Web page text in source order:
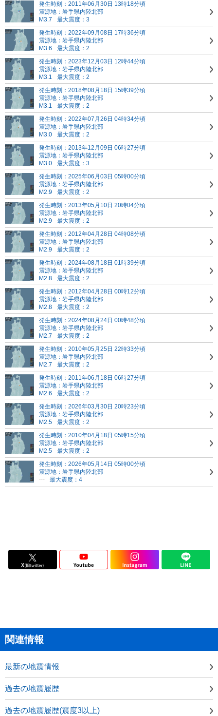
発生時刻：2011年06月30日 13時18分頃
震源地：岩手県内陸北部
M3.7
最大震度：3
発生時刻：2022年09月08日 17時36分頃
震源地：岩手県内陸北部
M3.6
最大震度：2
発生時刻：2023年12月03日 12時44分頃
震源地：岩手県内陸北部
M3.1
最大震度：2
発生時刻：2018年08月18日 15時39分頃
震源地：岩手県内陸北部
M3.1
最大震度：2
発生時刻：2022年07月26日 04時34分頃
震源地：岩手県内陸北部
M3.0
最大震度：2
発生時刻：2013年12月09日 06時27分頃
震源地：岩手県内陸北部
M3.0
最大震度：3
発生時刻：2025年06月03日 05時00分頃
震源地：岩手県内陸北部
M2.9
最大震度：2
発生時刻：2013年05月10日 20時04分頃
震源地：岩手県内陸北部
M2.9
最大震度：2
発生時刻：2012年04月28日 04時08分頃
震源地：岩手県内陸北部
M2.9
最大震度：2
発生時刻：2024年08月18日 01時39分頃
震源地：岩手県内陸北部
M2.8
最大震度：2
発生時刻：2012年04月28日 00時12分頃
震源地：岩手県内陸北部
M2.8
最大震度：2
発生時刻：2024年08月24日 00時48分頃
震源地：岩手県内陸北部
M2.7
最大震度：2
発生時刻：2010年05月25日 22時33分頃
震源地：岩手県内陸北部
M2.7
最大震度：2
発生時刻：2011年06月18日 06時27分頃
震源地：岩手県内陸北部
M2.6
最大震度：2
発生時刻：2026年03月30日 20時23分頃
震源地：岩手県内陸北部
M2.5
最大震度：2
発生時刻：2010年04月18日 05時15分頃
震源地：岩手県内陸北部
M2.5
最大震度：2
発生時刻：2026年05月14日 05時00分頃
震源地：岩手県内陸北部
---
最大震度：4
関連情報
最新の地震情報
過去の地震履歴
過去の地震履歴(震度3以上)